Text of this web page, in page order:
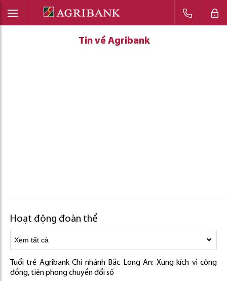
Tin về Agribank
Tin về Agribank
Tin về Agribank
Hoạt động đoàn thể
Tuổi trẻ Agribank Chi nhánh Bắc Long An: Xung kích vì cộng
đồng, tiên phong chuyển đổi số